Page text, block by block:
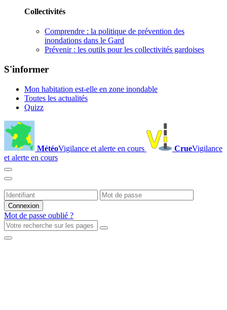
Collectivités
Comprendre : la politique de prévention des
inondations dans le Gard
Prévenir : les outils pour les collectivités gardoises
S'informer
Mon habitation est-elle en zone inondable
Toutes les actualités
Quizz
MétéoVigilance et alerte en cours CrueVigilance
et alerte en cours
Mot de passe oublié ?